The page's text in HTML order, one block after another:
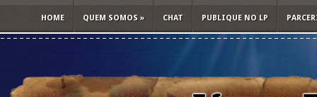
HOME QUEM SOMOS » CHAT PUBLIQUE NO LP